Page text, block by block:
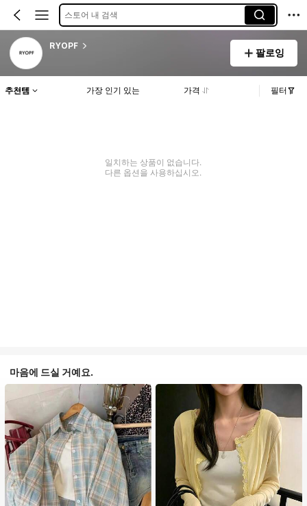
스토어 내 검색
RYOPF
팔로잉
추천템 가장 인기 있는 가격 필터
일치하는 상품이 없습니다.
다른 옵션을 사용하십시오.
마음에 드실 거예요.